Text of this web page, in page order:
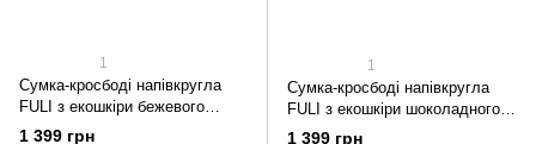
1
Сумка-кросбоді напівкругла
FULI з екошкіри бежевого
кольору
1 399 грн
1
Сумка-кросбоді напівкругла
FULI з екошкіри шоколадного
кольору
1 399 грн